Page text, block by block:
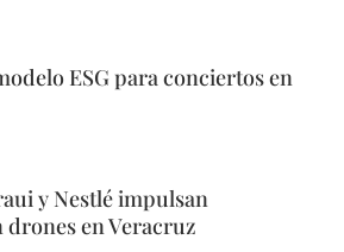
ESG para conciertos en
y Nestlé impulsan
en Veracruz